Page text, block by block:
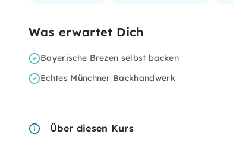
Was erwartet Dich
Bayerische Brezen selbst backen
Echtes Münchner Backhandwerk
Über diesen Kurs